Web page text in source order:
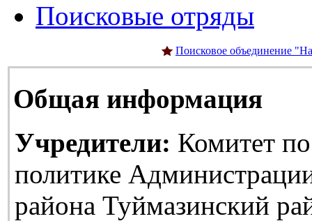
Поисковые отряды
Поисковое объединение
Общая информация
Учредители: Комитет
политике
района Туймазинский